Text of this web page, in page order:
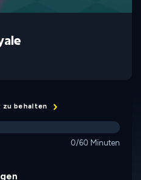
zu behalten
0/60 Minuten